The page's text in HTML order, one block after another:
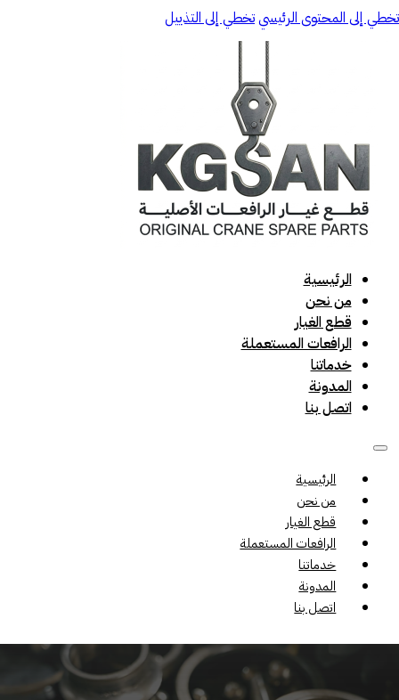
تخطي إلى المحتوى الرئيسيتخطي إلى التذييل
الرئيسية
من نحن
قطع الغيار
الرافعات المستعملة
خدماتنا
المدونة
اتصل بنا
الرئيسية
من نحن
قطع الغيار
الرافعات المستعملة
خدماتنا
المدونة
اتصل بنا